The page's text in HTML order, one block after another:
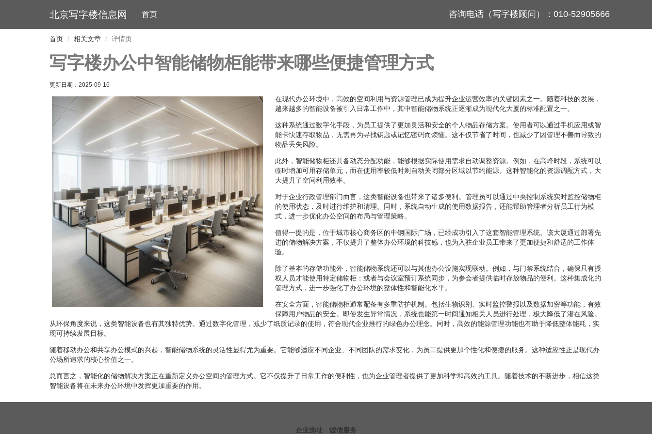
北京写字楼信息网 首页 咨询电话（写字楼顾问）：010-52905666
首页 相关文章 详情页
写字楼办公中智能储物柜能带来哪些便捷管理方式
更新日期： 2025-09-16
在现代办公环境中，高效的空间利用与资源管理已成为提升企业运营效率的关键因素之一。随着科技的发展，
越来越多的智能设备被引入日常工作中，其中智能储物系统正逐渐成为现代化大厦的标准配置之一。
这种系统通过数字化手段，为员工提供了更加灵活和安全的个人物品存储方案。使用者可以通过手机应用或智
能卡快速存取物品，无需再为寻找钥匙或记忆密码而烦恼。这不仅节省了时间，也减少了因管理不善而导致的
物品丢失风险。
此外，智能储物柜还具备动态分配功能，能够根据实际使用需求自动调整资源。例如，在高峰时段，系统可以
临时增加可用存储单元，而在使用率较低时则自动关闭部分区域以节约能源。这种智能化的资源调配方式，大
大提升了空间利用效率。
对于企业行政管理部门而言，这类智能设备也带来了诸多便利。管理员可以通过中央控制系统实时监控储物柜
的使用状态，及时进行维护和清理。同时，系统自动生成的使用数据报告，还能帮助管理者分析员工行为模
式，进一步优化办公空间的布局与管理策略。
值得一提的是，位于城市核心商务区的中钢国际广场，已经成功引入了这套智能管理系统。该大厦通过部署先
进的储物解决方案，不仅提升了整体办公环境的科技感，也为入驻企业员工带来了更加便捷和舒适的工作体
验。
除了基本的存储功能外，智能储物系统还可以与其他办公设施实现联动。例如，与门禁系统结合，确保只有授
权人员才能使用特定储物柜；或者与会议室预订系统同步，为参会者提供临时存放物品的便利。这种集成化的
管理方式，进一步强化了办公环境的整体性和智能化水平。
在安全方面，智能储物柜通常配备有多重防护机制。包括生物识别、实时监控警报以及数据加密等功能，有效
保障用户物品的安全。即使发生异常情况，系统也能第一时间通知相关人员进行处理，极大降低了潜在风险。
从环保角度来说，这类智能设备也有其独特优势。通过数字化管理，减少了纸质记录的使用，符合现代企业推行的绿色办公理念。同时，高效的能源管理功能也有助于降低整体能耗，实
现可持续发展目标。
随着移动办公和共享办公模式的兴起，智能储物系统的灵活性显得尤为重要。它能够适应不同企业、不同团队的需求变化，为员工提供更加个性化和便捷的服务。这种适应性正是现代办
公场所追求的核心价值之一。
总而言之，智能化的储物解决方案正在重新定义办公空间的管理方式。它不仅提升了日常工作的便利性，也为企业管理者提供了更加科学和高效的工具。随着技术的不断进步，相信这类
智能设备将在未来办公环境中发挥更加重要的作用。
企业选址 诚信服务